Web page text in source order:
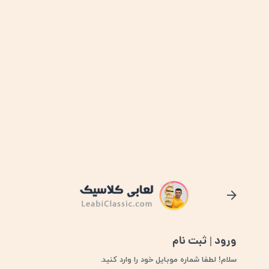
ورو د یا ثبت نام
ورود | ثبت نام
سلام! لطفا شماره موبایل خود را وارد کنید.